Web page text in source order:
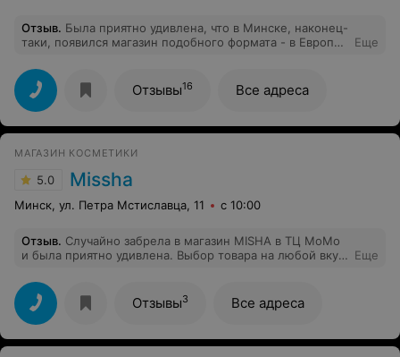
Отзыв. Была приятно удивлена, что в Минске, наконец-
таки, появился магазин подобного формата - в Европе
лечебной косметики широкий, есть марки, которые не
представлены в других магазинах. Приветливый
персонал, очень помогли с подбором крема.
Еще
Отзывы16 Все адреса
МАГАЗИН КОСМЕТИКИ
5.0 Missha
Минск, ул. Петра Мстиславца, 11 с 10:00
Отзыв. Случайно забрела в магазин MISHA в ТЦ МоМо
и была приятно удивлена. Выбор товара на любой вкус,
продавца Ольги. Быстро подобрала нужный мне товар
и посоветовала отличный набор для лица. Вообщем,
рекомендую. Спасибо, Ольга.
Еще
Отзывы3 Все адреса